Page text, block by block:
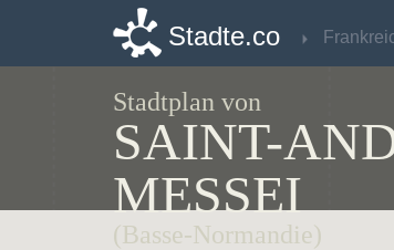
Stadte.co
Stadtplan von
SAINT-
MESSEI
(Basse-Normandie)
Stadte.co